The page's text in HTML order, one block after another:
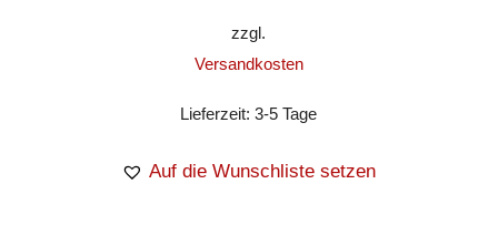
zzgl.
Versandkosten
Lieferzeit:3-5 Tage
Auf die Wunschliste setzen